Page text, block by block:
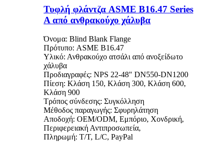
Τυφλή φλάντζα ASME B16.47 Series
A από ανθρακούχο χάλυβα
Όνομα: Blind Blank Flange
Πρότυπο: ASME B16.47
Υλικό: Ανθρακούχο ατσάλι από ανοξείδωτο
χάλυβα
Προδιαγραφές: NPS 22-48" DN550-DN1200
Πίεση: Κλάση 150, Κλάση 300, Κλάση 600,
Κλάση 900
Τρόπος σύνδεσης: Συγκόλληση
Μέθοδος παραγωγής: Σφυρηλάτηση
Αποδοχή: OEM/ODM, Εμπόριο, Χονδρική,
Περιφερειακή Αντιπροσωπεία,
Πληρωμή: T/T, L/C, PayPal